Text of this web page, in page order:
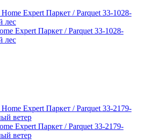
Expert Паркет / Parquet 33-1028-
лес
Expert Паркет / Parquet 33-2179-
ветер